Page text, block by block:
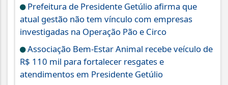
Prefeitura de Presidente Getúlio afirma que
atual gestão não tem vínculo com empresas
investigadas na Operação Pão e Circo
Associação Bem-Estar Animal recebe veículo de
R$ 110 mil para fortalecer resgates e
atendimentos em Presidente Getúlio